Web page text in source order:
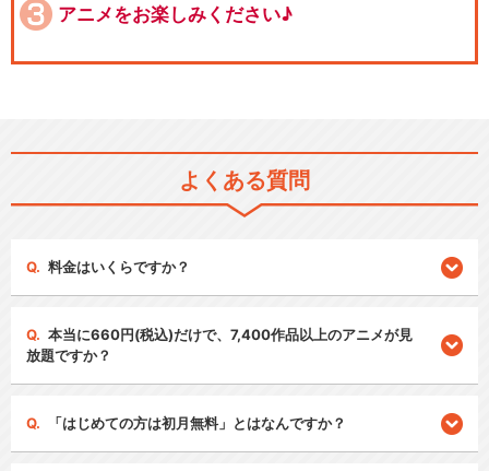
アニメをお楽しみください♪
よくある質問
料金はいくらですか？
本当に660円(税込)だけで、7,400作品以上のアニメが見
放題ですか？
「はじめての方は初月無料」とはなんですか？